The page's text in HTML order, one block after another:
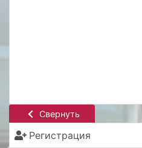
Свернуть
Регистрация